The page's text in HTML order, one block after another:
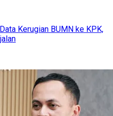
Kerugian BUMN ke KPK,